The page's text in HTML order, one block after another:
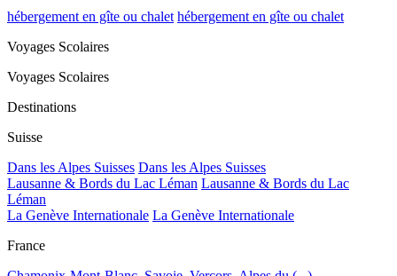
hébergement en gîte ou chalet hébergement en gîte ou chalet
Voyages Scolaires
Voyages Scolaires
Destinations
Suisse
Dans les Alpes Suisses Dans les Alpes Suisses
Lausanne & Bords du Lac Léman Lausanne & Bords du Lac
Léman
La Genève Internationale La Genève Internationale
France